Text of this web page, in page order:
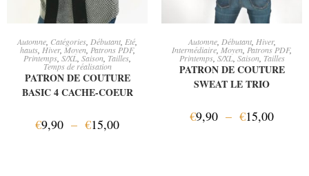
CHOIX DES OPTIONS
Automne Catégories Débutant Eté
hauts, Hiver, Moyen, Patrons PDF,
Printemps ,S/XL Saison Tailles
Temps de réalisation
PATRON DE COUTURE
BASIC 4 CACHE-COEUR
€9,90 – €15,00
CHOIX DES OPTIONS
Automne, Débutant, Hiver,
Intermédiaire, Moyen Patrons PDF,
Printemps,S/XL, Saison, Tailles
PATRON DE COUTURE
SWEAT LE TRIO
€9,90 – €15,00